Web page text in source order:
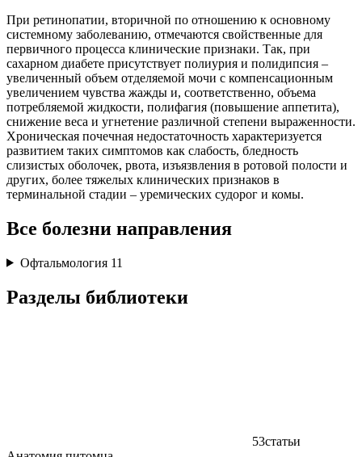
При ретинопатии, вторичной по отношению к основному
системному заболеванию, отмечаются свойственные для
первичного процесса клинические признаки. Так, при
сахарном диабете присутствует полиурия и полидипсия –
увеличенный объем отделяемой мочи с компенсационным
увеличением чувства жажды и, соответственно, объема
потребляемой жидкости, полифагия (повышение аппетита),
снижение веса и угнетение различной степени выраженности.
Хроническая почечная недостаточность характеризуется
развитием таких симптомов как слабость, бледность
слизистых оболочек, рвота, изъязвления в ротовой полости и
других, более тяжелых клинических признаков в
терминальной стадии – уремических судорог и комы.
Все болезни направления
Офтальмология 11
Разделы библиотеки
53статьи